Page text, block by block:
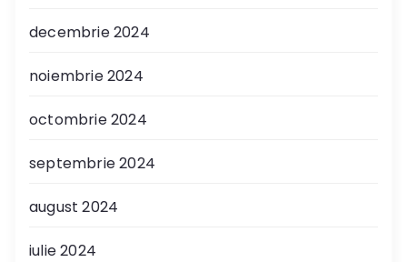
decembrie 2024
noiembrie 2024
octombrie 2024
septembrie 2024
august 2024
iulie 2024